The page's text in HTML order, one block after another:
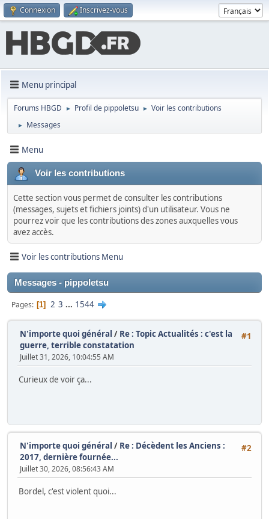
Connexion Inscrivez-vous
Menu principal
Forums HBGD ► Profil de pippoletsu ► Voir les contributions
► Messages
Menu
Voir les contributions
Cette section vous permet de consulter les contributions
(messages, sujets et fichiers joints) d'un utilisateur. Vous ne
pourrez voir que les contributions des zones auxquelles vous
avez accès.
Voir les contributions Menu
Messages - pippoletsu
Pages 1 2 3 ... 1544
#1
N'importe quoi général / Re : Topic Actualités : c'est la
guerre, terrible constatation
Juillet 31, 2026, 10:04:55 AM
Curieux de voir ça...
#2
N'importe quoi général / Re : Décèdent les Anciens :
2017, dernière fournée...
Juillet 30, 2026, 08:56:43 AM
Bordel, c'est violent quoi...